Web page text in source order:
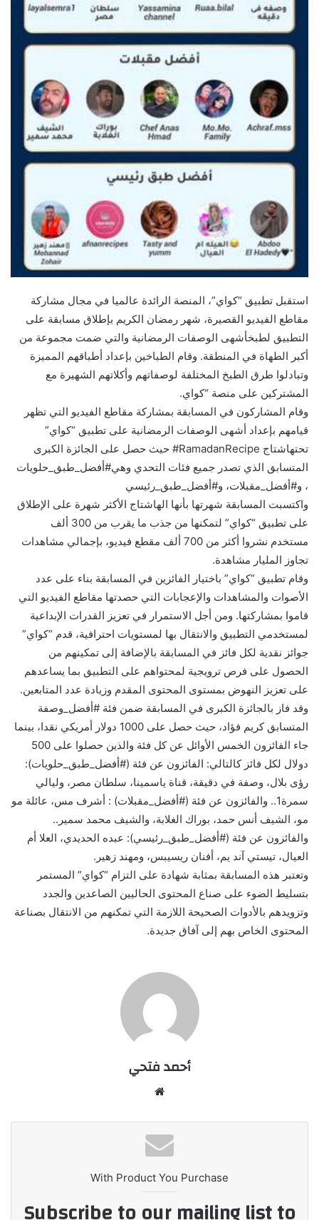
استقبل تطبيق “كواي”، المنصة الرائدة عالميا في مجال مشاركة
مقاطع الفيديو القصيرة، شهر رمضان الكريم بإطلاق مسابقة على
التطبيق لطبخأشهى الوصفات الرمضانية والتي ضمت مجموعة من
أكبر الطهاة في المنطقة. وقام الطباخين بإعداد أطباقهم المميزة
وتبادلوا طرق الطبخ المختلفة لوصفاتهم وأكلاتهم الشهيرة مع
المشتركين على منصة “كواي.
وقام المشاركون في المسابقة بمشاركة مقاطع الفيديو التي تظهر
قيامهم بإعداد أشهى الوصفات الرمضانية على تطبيق “كواي”
تحتهاشتاج RamadanRecipe# حيث حصل على الجائزة الكبرى
المتسابق الذي تصدر جميع فئات التحدي وهي#أفضل_طبق_حلويات
، و#أفضل_مقبلات، و#أفضل_طبق_رئيسي
واكتسبت المسابقة شهرتها بأنها الهاشتاج الأكثر شهرة على الإطلاق
على تطبيق “كواي” لتمكنها من جذب ما يقرب من 300 ألف
مستخدم نشروا أكثر من 700 ألف مقطع فيديو، بإجمالي مشاهدات
تجاوز المليار مشاهدة.
وقام تطبيق “كواي” باختيار الفائزين في المسابقة بناء على عدد
الأصوات والمشاهدات والإعجابات التي حصدتها مقاطع الفيديو التي
قاموا بمشاركتها. ومن أجل الاستمرار في تعزيز القدرات الإبداعية
لمستخدمي التطبيق والانتقال بها لمستويات احترافية، قدم “كواي”
جوائز نقدية لكل فائز في المسابقة بالإضافة إلى تمكينهم من
الحصول على فرص ترويجية لمحتواهم على التطبيق بما يساعدهم
على تعزيز النهوض بمستوى المحتوى المقدم وزيادة عدد المتابعين.
وقد فاز بالجائزة الكبرى في المسابقة ضمن فئة #أفضل_وصفة
المتسابق كريم فؤاد، حيث حصل على 1000 دولار أمريكي نقدا، بينما
جاء الفائزون الخمس الأوائل عن كل فئة والذين حصلوا على 500
دولال لكل فائز كالتالي: الفائزون عن فئة (#أفضل_طبق_حلويات):
رؤى بلال، وصفة في دقيقة، قناة ياسمينا، سلطان مصر، وليالي
سمرة1.. والفائزون عن فئة (#أفضل_مقبلات) : أشرف مس، عائلة مو
مو، الشيف أنس حمد، بوراك الغلابة، والشيف محمد سمير..
والفائزون عن فئة (#أفضل_طبق_رئيسي): عبده الحديدي، العلا أم
العيال، تيستي آند يم، أفنان ريسيبس، ومهند زهير.
وتعتبر هذه المسابقة بمثابة شهادة على التزام “كواي” المستمر
بتسليط الضوء على صناع المحتوى الحاليين الصاعدين والجدد
وتزويدهم بالأدوات الصحيحة اللازمة التي تمكنهم من الانتقال بصناعة
المحتوى الخاص بهم إلى آفاق جديدة.
أحمد فتحي
With Product You Purchase